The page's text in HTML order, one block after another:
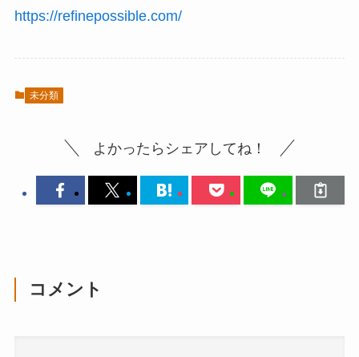
https://refinepossible.com/
未分類
よかったらシェアしてね！
コメント